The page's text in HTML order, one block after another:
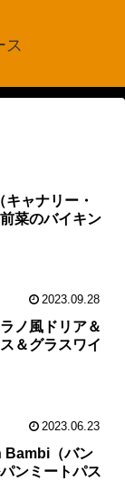
ス
ャナリー・
菜のバイキン
2023.09.28
ノ風ドリア＆
＆グラスワイ
2023.06.23
Bambi（バン
ンミートパス